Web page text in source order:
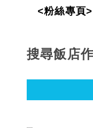
<粉絲專頁>
搜尋飯店